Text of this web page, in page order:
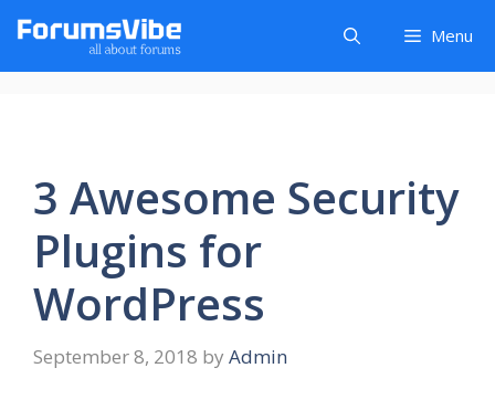
Skip
content
Menu
3 Awesome Security
Plugins for
WordPress
September 8, 2018 by Admin